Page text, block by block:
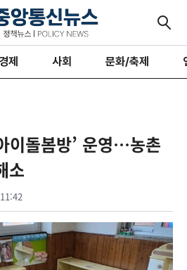
제 사회 문화/축제
이돌봄방’ 운영…농촌
소